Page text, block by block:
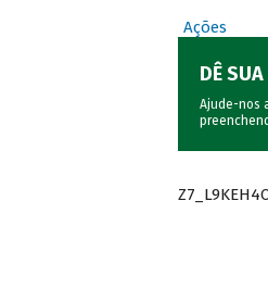
Ações
DÊ
Ajude-nos